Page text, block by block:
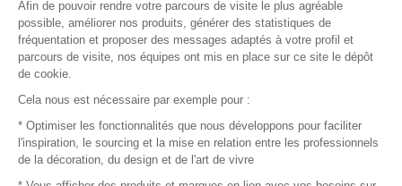
Plan du site
© 2016 –Organisation SAFI
Recrutement
Afin de pouvoir rendre votre parcours de visite le plus agréable
possible, améliorer nos produits, générer des statistiques de
fréquentation et proposer des messages adaptés à votre profil et
parcours de visite, nos équipes ont mis en place sur ce site le dépôt
de cookie.
Cela nous est nécessaire par exemple pour :
* Optimiser les fonctionnalités que nous développons pour faciliter
l'inspiration, le sourcing et la mise en relation entre les professionnels
de la décoration, du design et de l'art de vivre